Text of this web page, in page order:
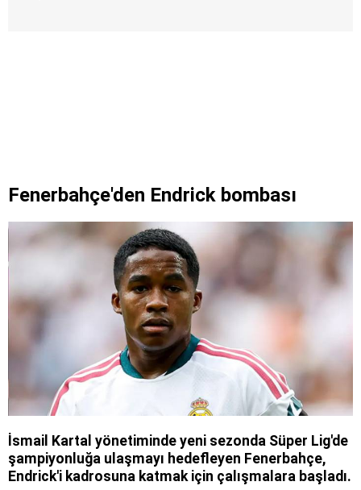
Fenerbahçe'den Endrick bombası
İsmail Kartal yönetiminde yeni sezonda Süper Lig'de
şampiyonluğa ulaşmayı hedefleyen Fenerbahçe,
Endrick'i kadrosuna katmak için çalışmalara başladı.